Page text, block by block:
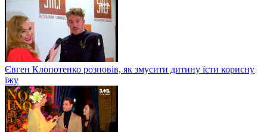
Євген Клопотенко розповів, як змусити дитину їсти корисну
їжу